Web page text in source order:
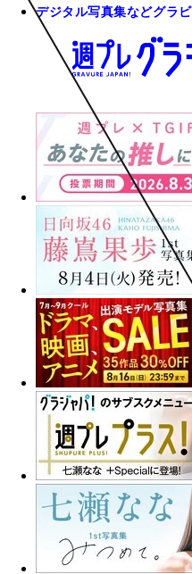
デジタル写真集などグラ